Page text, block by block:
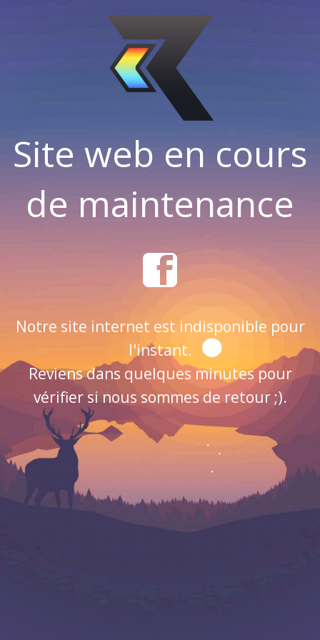
Site web en cours
de maintenance
Notre site internet est indisponible pour
l'instant.
Reviens dans quelques minutes pour
vérifier si nous sommes de retour ;).